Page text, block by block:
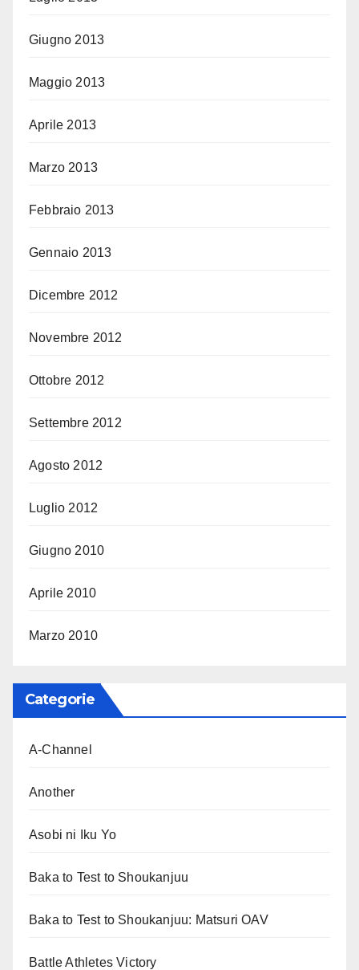
Giugno 2013
Maggio 2013
Aprile 2013
Marzo 2013
Febbraio 2013
Gennaio 2013
Dicembre 2012
Novembre 2012
Ottobre 2012
Settembre 2012
Agosto 2012
Luglio 2012
Giugno 2010
Aprile 2010
Marzo 2010
Categorie
A-Channel
Another
Asobi ni Iku Yo
Baka to Test to Shoukanjuu
Baka to Test to Shoukanjuu: Matsuri OAV
Battle Athletes Victory